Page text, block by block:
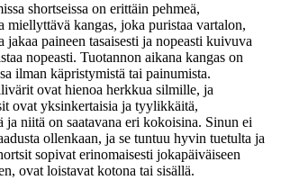
shortseissa on erittäin pehmeä,
miellyttävä kangas, joka puristaa vartalon,
jakaa paineen tasaisesti ja nopeasti kuivuva
nopeasti. Tuotannon aikana kangas on
ilman käpristymistä tai painumista.
ovat hienoa herkkua silmille, ja
ovat yksinkertaisia ​​ja tyylikkäitä,
ja niitä on saatavana eri kokoisina. Sinun ei
ollenkaan, ja se tuntuu hyvin tuetulta ja
sopivat erinomaisesti jokapäiväiseen
ovat loistavat kotona tai sisällä.